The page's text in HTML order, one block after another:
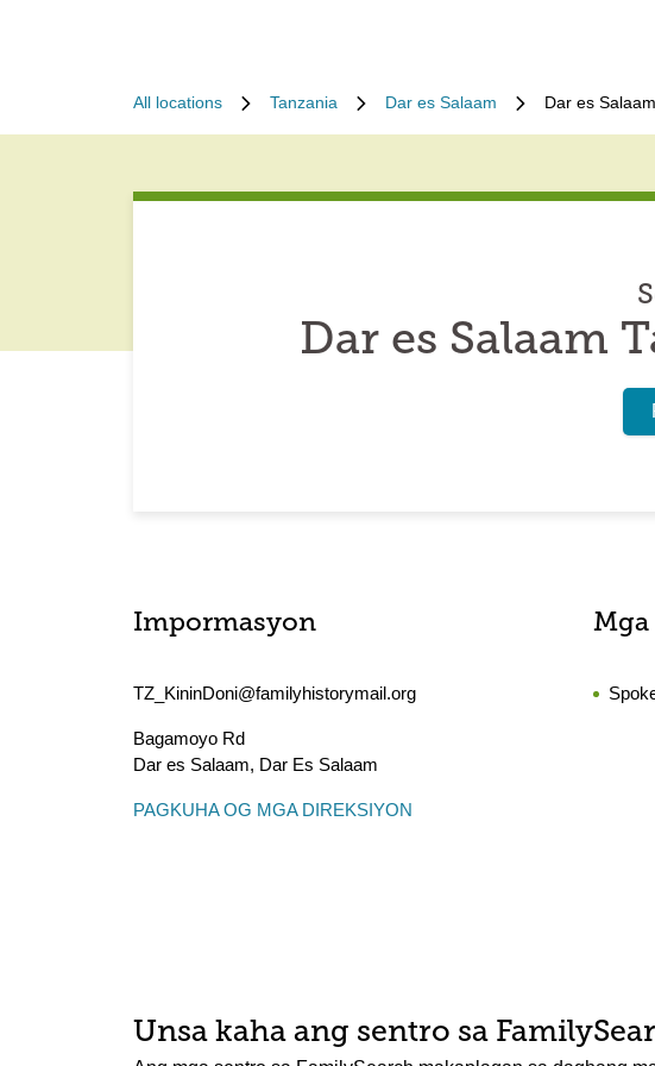
All locations Tanzania Dar es Salaam Dar es
Dar es Salaam
Impormasyon
TZ_KininDoni@familyhistorymail.org
Bagamoyo Rd
Dar es Salaam, Dar Es Salaam
PAGKUHA OG MGA DIREKSIYON
Mga
Unsa kaha ang sentro sa